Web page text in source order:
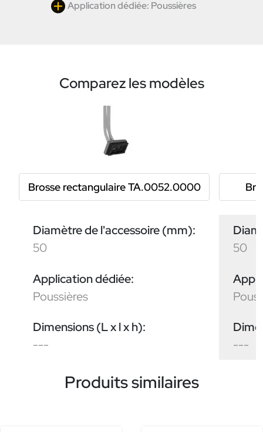
Application dédiée: Poussières
Comparez les modèles
Brosse rectangulaire TA.0052.0000
Diamètre de l'accessoire (mm):
50
Application dédiée:
Poussières
Dimensions (L x l x h):
---
50
---
Produits similaires